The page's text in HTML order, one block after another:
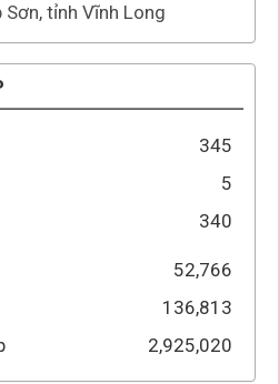
Sơn, tỉnh Vĩnh Long
345
5
340
52,766
136,813
2,925,020